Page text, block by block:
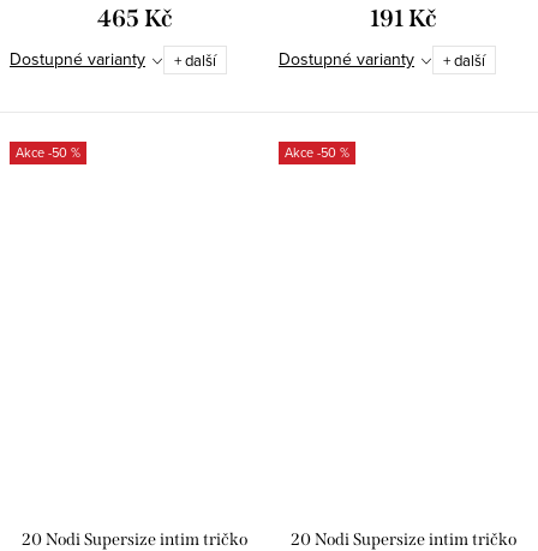
465 Kč
Dostupné varianty + další
191 Kč
Dostupné varianty + další
-50 %
20 Nodi Supersize intim tričko
-50 %
20 Nodi Supersize intim tričko